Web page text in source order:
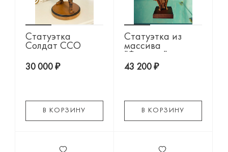
Статуэтка
Солдат ССО
30 000 ₽
В КОРЗИНУ
Статуэтка из
массива
43 200 ₽
В КОРЗИНУ